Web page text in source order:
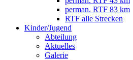
perman. RTF 83 km
RTF alle Strecken
Kinder/Jugend
Abteilung
Aktuelles
Galerie